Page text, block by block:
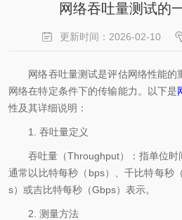
网络吞吐量测试的
更新时间：2026-02-10
网络吞吐量测试是评估网络性能的
网络在特定条件下的传输能力。以下是
性及其详细说明：
1. 吞吐量定义
吞吐量（Throughput）：指单位时
通常以比特每秒（bps）、千比特每秒
s）或吉比特每秒（Gbps）表示。
2. 测量方法